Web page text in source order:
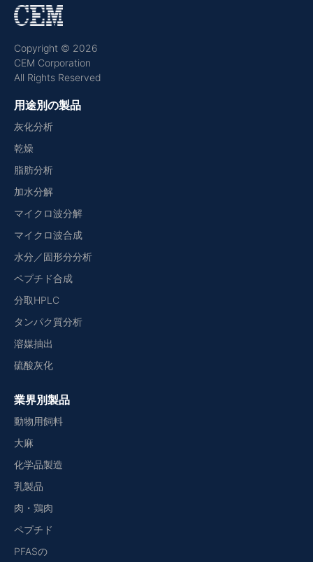
Copyright © 2026
CEM Corporation
All Rights Reserved
用途別の製品
灰化分析
乾燥
脂肪分析
加水分解
マイクロ波分解
マイクロ波合成
水分／固形分分析
ペプチド合成
分取HPLC
タンパク質分析
溶媒抽出
硫酸灰化
業界別製品
動物用飼料
大麻
化学品製造
乳製品
肉・鶏肉
ペプチド
PFASの